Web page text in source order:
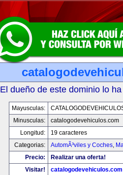
El dueño de este dominio lo
Mayusculas:
Minusculas:
catalogodevehiculos.com
Longitud:
19 caracteres
Categorias:
AutomÃ³viles y Coches,
Precio:
Realizar una oferta!
Visitar!
catalogodevehiculos.com